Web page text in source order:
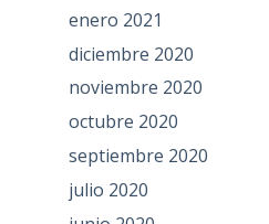
enero 2021
diciembre 2020
noviembre 2020
octubre 2020
septiembre 2020
julio 2020